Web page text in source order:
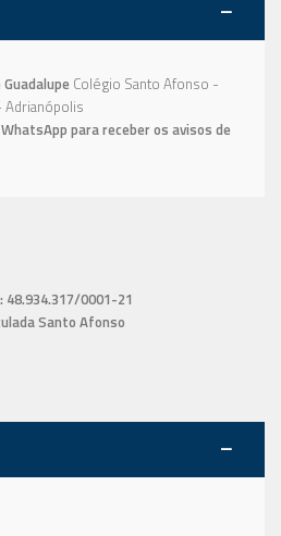
Colégio Santo Afonso -
Adrianópolis
para receber os avisos de
48.934.317/0001-21
Santo Afonso